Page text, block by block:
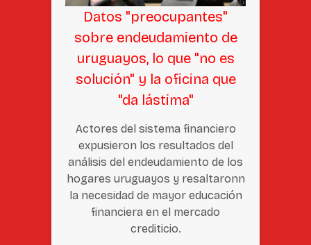
Datos "preocupantes"
sobre endeudamiento de
uruguayos, lo que "no es
solución" y la oficina que
"da lástima"
Actores del sistema financiero
expusieron los resultados del
análisis del endeudamiento de los
hogares uruguayos y resaltaronn
la necesidad de mayor educación
financiera en el mercado
crediticio.